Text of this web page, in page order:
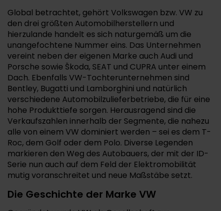
Global betrachtet, gehört Volkswagen bzw. VW zu
den drei größten Automobilherstellern und
hierzulande handelt es sich naturgemäß um die
unangefochtene Nummer eins. Das Unternehmen
vereint neben der eigenen Marke auch Audi und
Porsche sowie Škoda, SEAT und CUPRA unter einem
Dach. Ebenfalls VW-Tochterunternehmen sind
Bentley, Bugatti und Lamborghini und natürlich
verschiedene Automobilzulieferbetriebe, die für eine
hohe Produkttiefe sorgen. Herausragend sind die
Verkaufszahlen innerhalb der Segmente, die nahezu
alle von einem VW dominiert werden – sei es dem T-
Roc, dem Golf oder dem Polo. Diverse Legenden
markieren den Weg des Autobauers, der mit der ID-
Serie nun auch auf dem Feld der Elektromobilität
mutig voranschreitet und neue Maßstäbe setzt.
Die Geschichte der Marke VW